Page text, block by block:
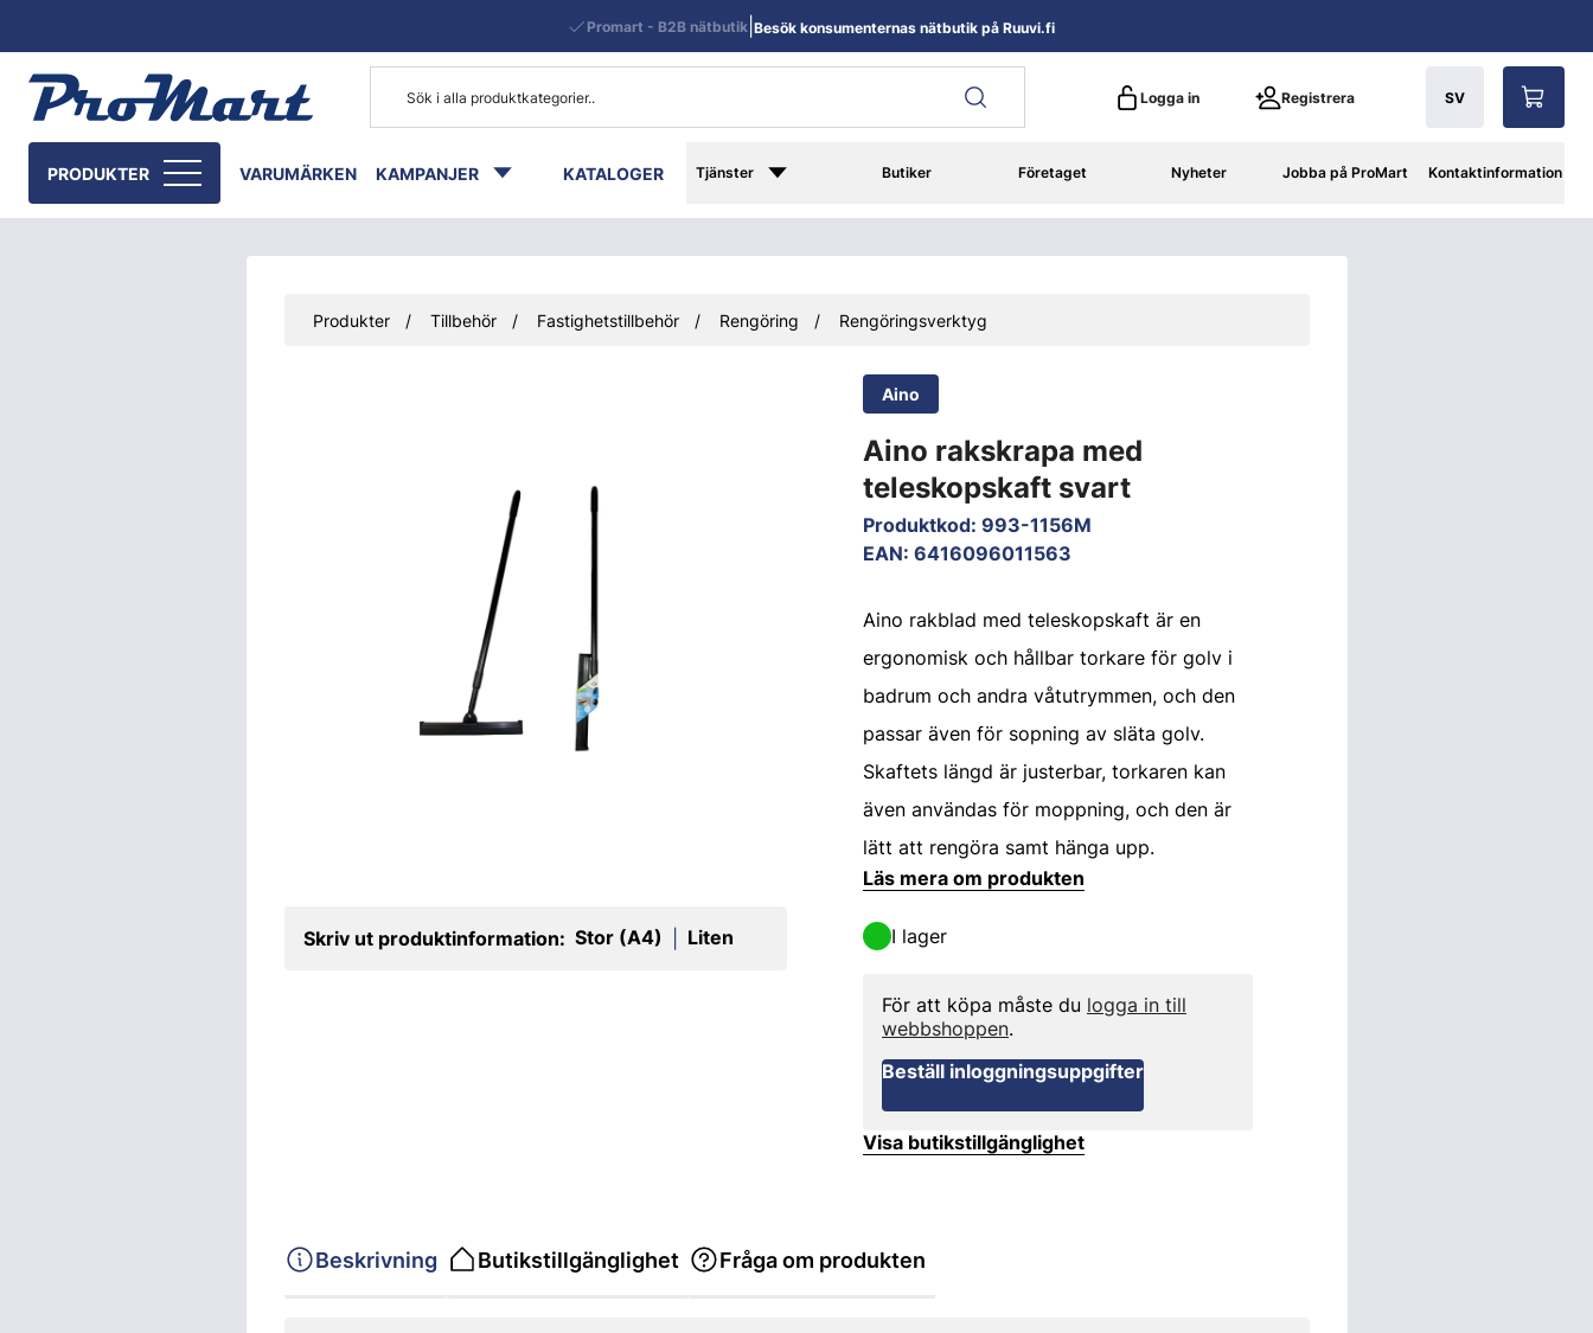
Logga in Registrera SV
PRODUKTER VARUMÄRKEN KAMPANJER KATALOGER Tjänster Butiker Företaget Nyheter Jobba på ProMart Kontaktinformation
Promart - B2B nätbutik Besök konsumenternas nätbutik på Ruuvi.fi
Produkter Tillbehör Fastighetstillbehör Rengöring Rengöringsverktyg
Aino
Aino rakskrapa med
teleskopskaft svart
Produktkod: 993-1156M
EAN: 6416096011563
Skriv ut produktinformation: Stor (A4) Liten
Aino rakblad med teleskopskaft är en
ergonomisk och hållbar torkare för golv i
badrum och andra våtutrymmen, och den
passar även för sopning av släta golv.
Skaftets längd är justerbar, torkaren kan
även användas för moppning, och den är
lätt att rengöra samt hänga upp.
Läs mera om produkten
I lager
För att köpa måste du logga in till
webbshoppen.
Beställ inloggningsuppgifter
Visa butikstillgänglighet
Beskrivning Butikstillgänglighet Fråga om produkten